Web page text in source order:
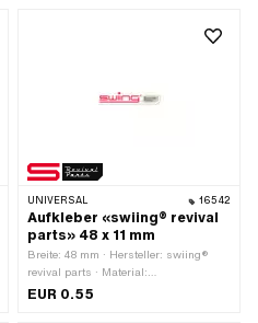
UNIVERSAL 16542
Aufkleber «swiing® revival
parts» 48 x 11 mm
Breite: 48 mm · Hersteller: swiing®
revival parts · Material:
Polyvinylchlorid (PVC) · Oberfläche:
EUR 0.55